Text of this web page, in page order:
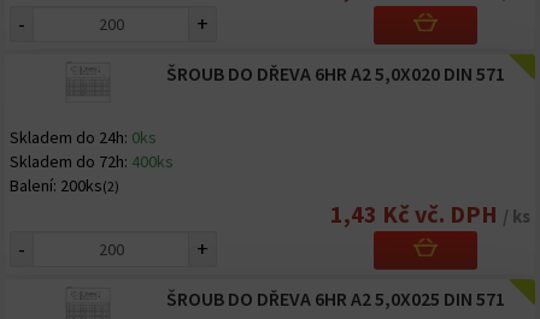
- +
ŠROUB DO DŘEVA 6HR A2 5,0X020 DIN 571
Skladem do 24h: 0ks
Skladem do 72h: 400ks
Balení: 200ks(2)
1,43 Kč vč. DPH / ks
- +
ŠROUB DO DŘEVA 6HR A2 5,0X025 DIN 571